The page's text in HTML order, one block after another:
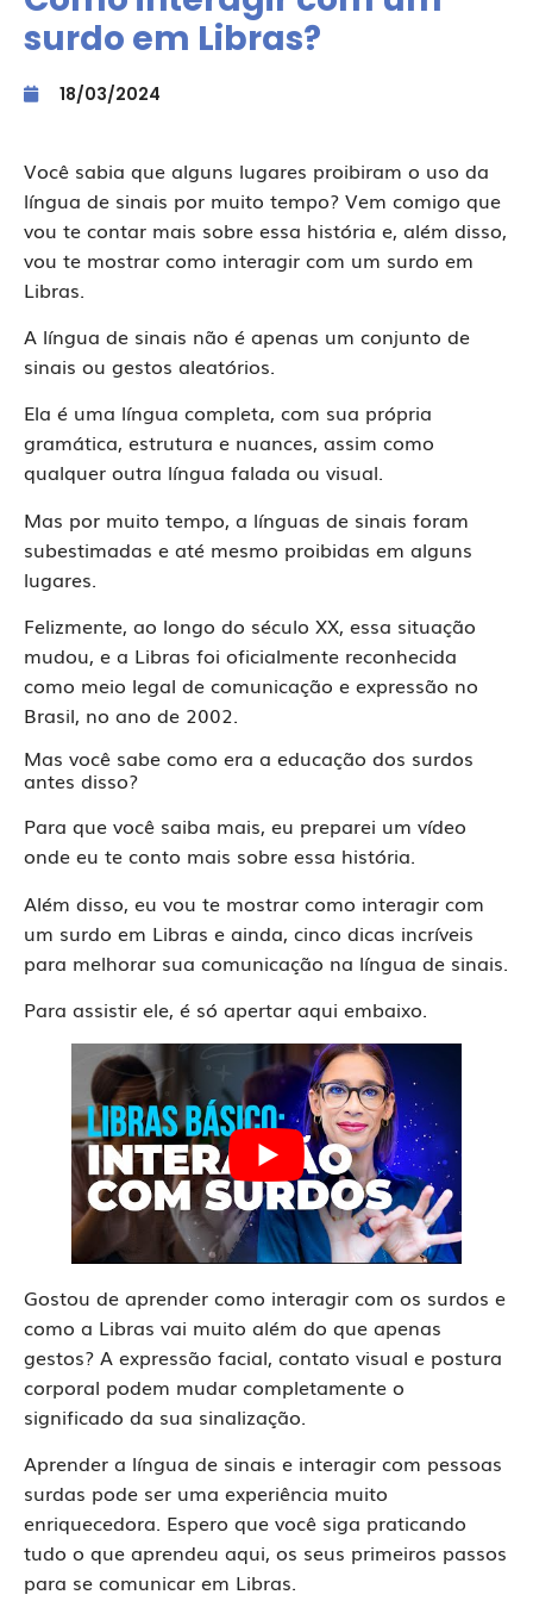
surdo em Libras?
18/03/2024
Você sabia que alguns lugares proibiram o uso da
língua de sinais por muito tempo? Vem comigo que
vou te contar mais sobre essa história e, além disso,
vou te mostrar como interagir com um surdo em
Libras.
A língua de sinais não é apenas um conjunto de
sinais ou gestos aleatórios.
Ela é uma língua completa, com sua própria
gramática, estrutura e nuances, assim como
qualquer outra língua falada ou visual.
Mas por muito tempo, a línguas de sinais foram
subestimadas e até mesmo proibidas em alguns
lugares.
Felizmente, ao longo do século XX, essa situação
mudou, e a Libras foi oficialmente reconhecida
como meio legal de comunicação e expressão no
Brasil, no ano de 2002.
Mas você sabe como era a educação dos surdos
antes disso?
Para que você saiba mais, eu preparei um vídeo
onde eu te conto mais sobre essa história.
Além disso, eu vou te mostrar como interagir com
um surdo em Libras e ainda, cinco dicas incríveis
para melhorar sua comunicação na língua de sinais.
Para assistir ele, é só apertar aqui embaixo.
Gostou de aprender como interagir com os surdos e
como a Libras vai muito além do que apenas
gestos? A expressão facial, contato visual e postura
corporal podem mudar completamente o
significado da sua sinalização.
Aprender a língua de sinais e interagir com pessoas
surdas pode ser uma experiência muito
enriquecedora. Espero que você siga praticando
tudo o que aprendeu aqui, os seus primeiros passos
para se comunicar em Libras.